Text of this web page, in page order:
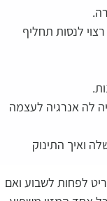
לנסות תחליף
לה אנרגיה לעצמה
ואיך התינוק
לפחות לשבוע ואם